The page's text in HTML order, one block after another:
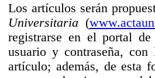
Los artículos serán
Universitaria (
registrarse en el portal
usuario y contraseña,
artículo; además, de esta